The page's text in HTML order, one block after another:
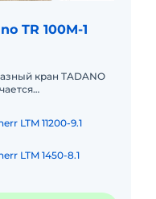
TR 100M-1
кран TADANO
LTM 11200-9.1
LTM 1450-8.1